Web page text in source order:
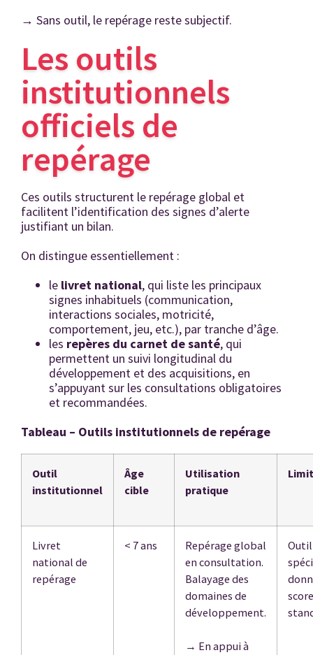
→ Sans outil, le repérage reste subjectif.
Les outils
institutionnels
officiels de
repérage
Ces outils structurent le repérage global et
facilitent l’identification des signes d’alerte
justifiant un bilan.
On distingue essentiellement :
le livret national, qui liste les principaux
signes inhabituels (communication,
interactions sociales, motricité,
comportement, jeu, etc.), par tranche d’âge.
les repères du carnet de santé, qui
permettent un suivi longitudinal du
développement et des acquisitions, en
s’appuyant sur les consultations obligatoires
et recommandées.
Tableau – Outils institutionnels de repérage
Outil
institutionnel
Âge
cible
Utilisation
pratique
Livret
national de
repérage
< 7 ans
Repérage global
en consultation.
Balayage des
domaines de
développement.
→ En appui à
score